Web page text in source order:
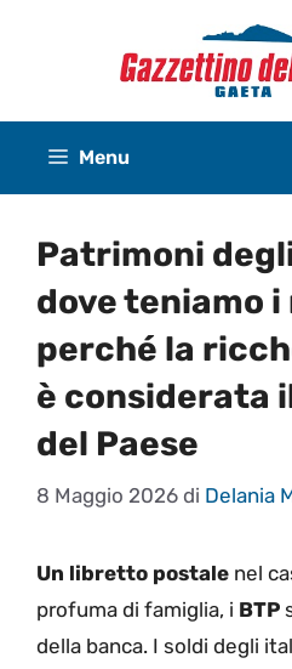
Menu
Patrimoni
dove teniamo
perché la
è considerata
del Paese
8 Maggio 2026 di Delania
Un libretto postale nel
profuma di famiglia, i BTP
della banca. I soldi degli